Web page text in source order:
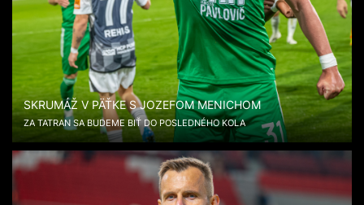
SKRUMÁŽ V PÄŤKE S JOZEFOM MENICHOM
ZA TATRAN SA BUDEME BIŤ DO POSLEDNÉHO KOLA